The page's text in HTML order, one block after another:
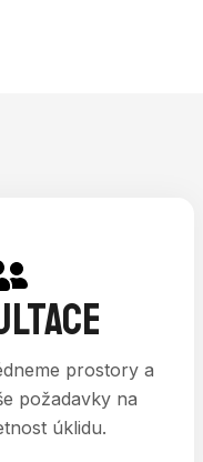
prostory a
požadavky na
úklidu.